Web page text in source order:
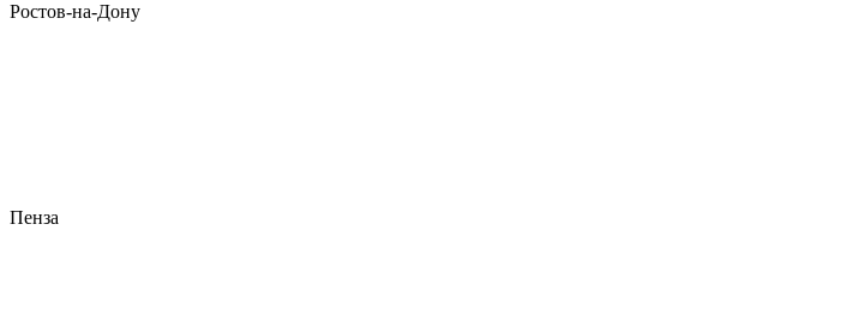
Ростов-на-Дону
Пенза